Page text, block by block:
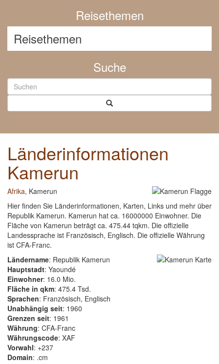
Reisethemen
Suche
Länderinformationen
Kamerun
Afrika, Kamerun
Hier finden Sie Länderinformationen, Karten, Links und mehr über
Republik Kamerun. Kamerun hat ca. 16000000 Einwohner. Die
Fläche von Kamerun beträgt ca. 475.44 tqkm. Die offizielle
Landessprache ist Französisch, Englisch. Die offizielle Währung
ist CFA-Franc.
Ländername: Republik Kamerun
Hauptstadt: Yaoundé
Einwohner: 16.0 Mio.
Fläche in qkm: 475.4 Tsd.
Sprachen: Französisch, Englisch
Unabhängig seit: 1960
Grenzen seit: 1961
Währung: CFA-Franc
Währungscode: XAF
Vorwahl: +237
Domain: .cm